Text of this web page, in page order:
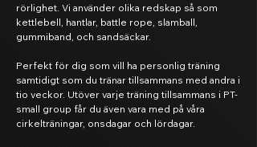
rörlighet. Vi använder olika redskap så som
kettlebell, hantlar, battle rope, slamball,
gummiband, och sandsäckar.
Perfekt för dig som vill ha personlig träning
samtidigt som du tränar tillsammans med andra i
tio veckor. Utöver varje träning tillsammans i PT-
small group får du även vara med på våra
cirkelträningar, onsdagar och lördagar.